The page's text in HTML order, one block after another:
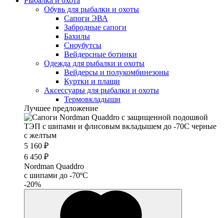
Обувь для рыбалки и охоты
Сапоги ЭВА
Забродные сапоги
Бахилы
Сноубутсы
Вейдерсные ботинки
Одежда для рыбалки и охоты
Вейдерсы и полукомбинезоны
Куртки и плащи
Аксессуары для рыбалки и охоты
Термовкладыши
Лучшее предложение
5 160 ₽
6 450 ₽
Nordman Quaddro
с шипами до -70ºС
-20%